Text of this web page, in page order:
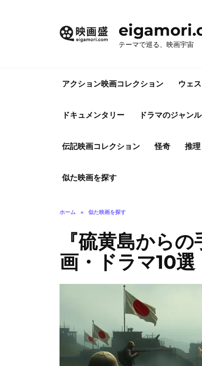
テーマで巡る、映画宇宙
アクション映画コレクション ウェ
ドキュメンタリー ドラマのジャン
伝記映画コレクション 怪奇 推
似た映画を探す
ホーム » 似た映画を探す
『硫黄島から
画・ドラマ10選